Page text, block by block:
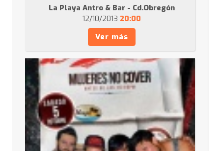
La Playa Antro & Bar - Cd.Obregón
12/10/2013 20:00
Ver más